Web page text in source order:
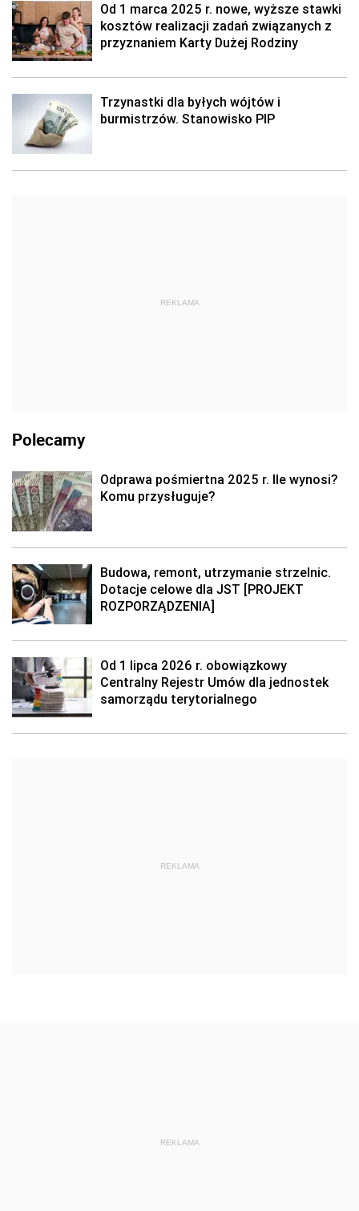
Od 1 marca 2025 r. nowe, wyższe stawki
kosztów realizacji zadań związanych z
przyznaniem Karty Dużej Rodziny
Trzynastki dla byłych wójtów i
burmistrzów. Stanowisko PIP
REKLAMA
Polecamy
Odprawa pośmiertna 2025 r. Ile wynosi?
Komu przysługuje?
Budowa, remont, utrzymanie strzelnic.
Dotacje celowe dla JST [PROJEKT
ROZPORZĄDZENIA]
Od 1 lipca 2026 r. obowiązkowy
Centralny Rejestr Umów dla jednostek
samorządu terytorialnego
REKLAMA
REKLAMA